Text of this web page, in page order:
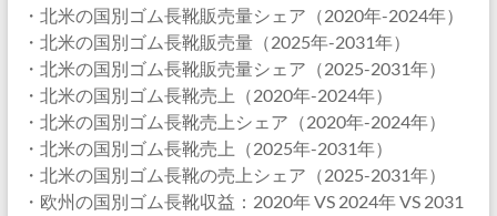
・北米の国別ゴム長靴販売量シェア（2020年-2024年）
・北米の国別ゴム長靴販売量（2025年-2031年）
・北米の国別ゴム長靴販売量シェア（2025-2031年）
・北米の国別ゴム長靴売上（2020年-2024年）
・北米の国別ゴム長靴売上シェア（2020年-2024年）
・北米の国別ゴム長靴売上（2025年-2031年）
・北米の国別ゴム長靴の売上シェア（2025-2031年）
・欧州の国別ゴム長靴収益：2020年 VS 2024年 VS 2031